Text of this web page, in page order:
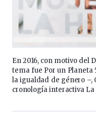
En 2016, con motivo del
tema fue Por un Planeta
la igualdad de género –,
cronología interactiva